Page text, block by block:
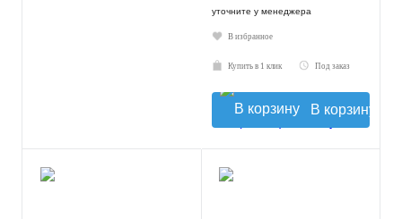
уточните у менеджера
В избранное
Купить в 1 клик Под заказ
В корзину